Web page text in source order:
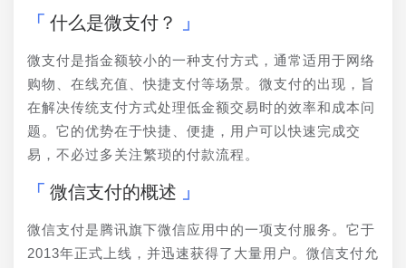
什么是微支付？
微支付是指金额较小的一种支付方式，通常适用于网络
购物、在线充值、快捷支付等场景。微支付的出现，旨
在解决传统支付方式处理低金额交易时的效率和成本问
题。它的优势在于快捷、便捷，用户可以快速完成交
易，不必过多关注繁琐的付款流程。
微信支付的概述
微信支付是腾讯旗下微信应用中的一项支付服务。它于
2013年正式上线，并迅速获得了大量用户。微信支付允